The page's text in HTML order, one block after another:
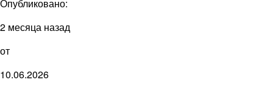
Опубликовано:
2 месяца назад
от
10.06.2026